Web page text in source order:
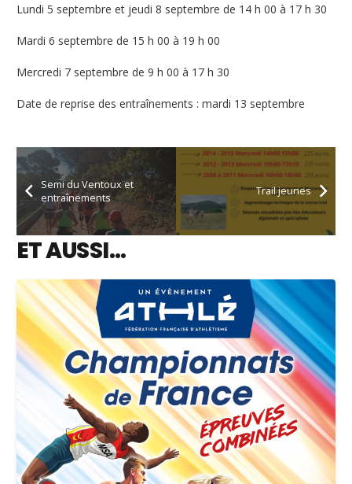
Lundi 5 septembre et jeudi 8 septembre de 14 h 00 à 17 h 30
Mardi 6 septembre de 15 h 00 à 19 h 00
Mercredi 7 septembre de 9 h 00 à 17 h 30
Date de reprise des entraînements : mardi 13 septembre
Semi du Ventoux et
entraînements
Trail jeunes
ET AUSSI…